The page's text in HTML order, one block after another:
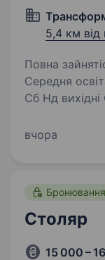
5,4 км від
Повна
Середня освіта. Умови роботи: з 9
Сб Нд вихідні
вчора
Бронювання
Столяр
15 000 –